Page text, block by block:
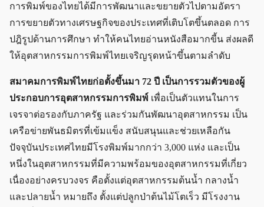
การพิมพ์ของไทยได้มีการพัฒนาและขยายตัวไปตามอัตรา
การขยายตัวทางเศรษฐกิจของประเทศที่เติบโตขึ้นตลอด การ
ปฎิรูปด้านการศึกษา ทำให้คนไทยอ่านหนังสือมากขี้น ส่งผลดี
ให้อุตสาหกรรมการพิมพ์ไทยเจริญรุดหน้าขึ้นตามลำดับ
สมาคมการพิมพ์ไทยก่อตั้งขึ้นมา 72 ปี เป็นการรวมตัวของผู้
ประกอบการอุตสาหกรรมการพิมพ์ เพื่อเป็นตัวแทนในการ
เจรจาต่อรองกับภาครัฐ และร่วมกันพัฒนาอุตสาหกรรม เป็น
เครือข่ายพันธมิตรที่เข้มแข็ง สนับสนุนและช่วยเหลือกัน
ปัจจุบันประเทศไทยมีโรงพิมพ์มากกว่า 3,000 แห่ง และเป็น
หนึ่งในอุตสาหกรรมที่มีความพร้อมของอุตสาหกรรมที่เกี่ยว
เนื่องอย่างครบวงจร คือตั้งแต่อุตสาหกรรมต้นน้ำ กลางน้ำ
และปลายน้ำ หมายถึง ตั้งแต่ปลูกป่าต้นไม้โตเร็ว มีโรงงาน